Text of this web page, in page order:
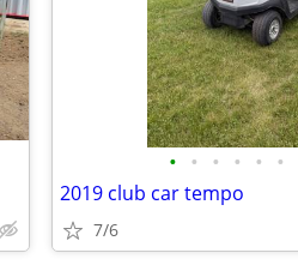
• • • • • •
2019 club car tempo
7/6